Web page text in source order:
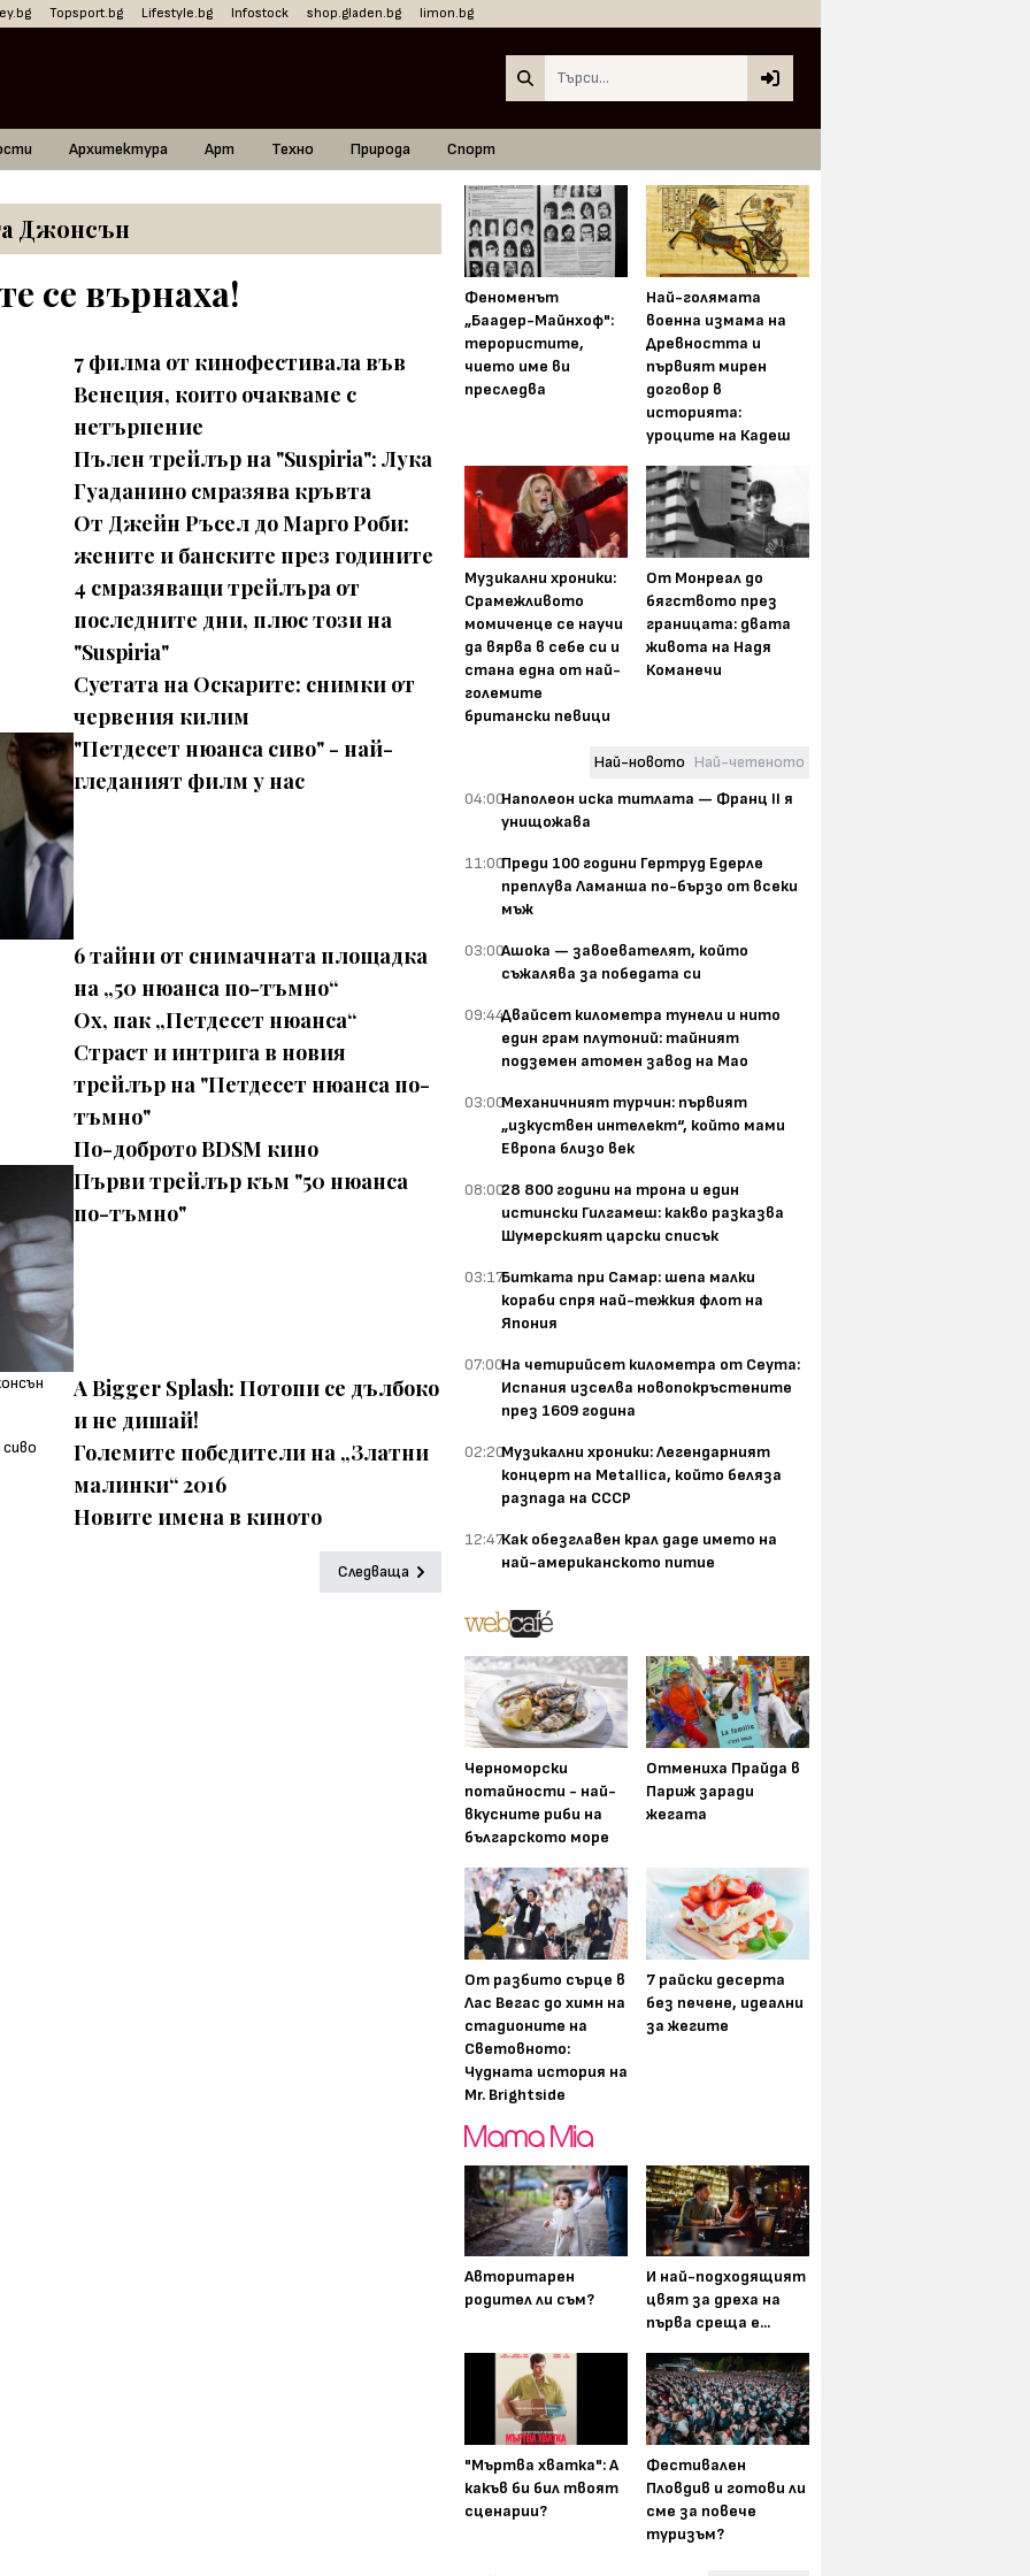
Topsport.bg Lifestyle.bg Infostock shop.gladen.bg limon.bg
Архитектура Арт Техно Природа Спорт
Джонсън
се върнаха!
7 филма от кинофестивала във
Венеция, които очакваме с
нетърпение
Пълен трейлър на "Suspiria": Лука
Гуаданино смразява кръвта
От Джейн Ръсел до Марго Роби:
жените и банските през годините
4 смразяващи трейлъра от
последните дни, плюс този на
"Suspiria"
Суетата на Оскарите: снимки от
червения килим
"Петдесет нюанса сиво" - най-
гледаният филм у нас
6 тайни от снимачната площадка
на „50 нюанса по-тъмно“
Ох, пак „Петдесет нюанса“
Страст и интрига в новия
трейлър на "Петдесет нюанса по-
тъмно"
По-доброто BDSM кино
Първи трейлър към "50 нюанса
по-тъмно"
A Bigger Splash: Потопи се дълбоко
и не дишай!
Големите победители на „Златни
малинки“ 2016
Новите имена в киното
Следваща
Феноменът
„Баадер-Майнхоф":
терористите,
чието име ви
преследва
Най-голямата
военна измама на
Древността и
първият мирен
договор в
историята:
уроците на Кадеш
Музикални хроники:
Срамежливото
момиченце се научи
да вярва в себе си и
стана една от най-
големите
британски певици
От Монреал до
бягството през
границата: двата
живота на Надя
Команечи
Най-новото Най-четеното
04:00Наполеон иска титлата — Франц II я
унищожава
11:00Преди 100 години Гертруд Едерле
преплува Ламанша по-бързо от всеки
мъж
03:00Ашока — завоевателят, който
съжалява за победата си
09:44Двайсет километра тунели и нито
един грам плутоний: тайният
подземен атомен завод на Мао
03:00Механичният турчин: първият
„изкуствен интелект“, който мами
Европа близо век
08:0028 800 години на трона и един
истински Гилгамеш: какво разказва
Шумерският царски списък
03:17Битката при Самар: шепа малки
кораби спря най-тежкия флот на
Япония
07:00На четирийсет километра от Сеута:
Испания изселва новопокръстените
през 1609 година
02:20Музикални хроники: Легендарният
концерт на Metallica, който беляза
разпада на СССР
12:47Как обезглавен крал даде името на
най-американското питие
Черноморски
потайности - най-
вкусните риби на
българското море
Отмениха Прайда в
Париж заради
жегата
От разбито сърце в
Лас Вегас до химн на
стадионите на
Световното:
Чудната история на
Mr. Brightside
7 райски десерта
без печене, идеални
за жегите
Авторитарен
родител ли съм?
И най-подходящият
цвят за дреха на
първа среща е...
"Мъртва хватка": А
какъв би бил твоят
сценарии?
Фестивален
Пловдив и готови ли
сме за повече
туризъм?